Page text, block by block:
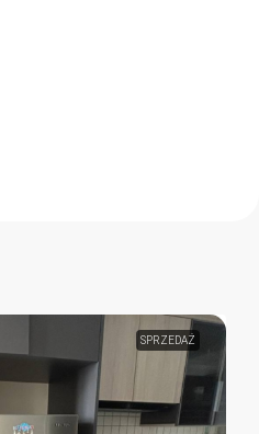
SPRZEDAŻ